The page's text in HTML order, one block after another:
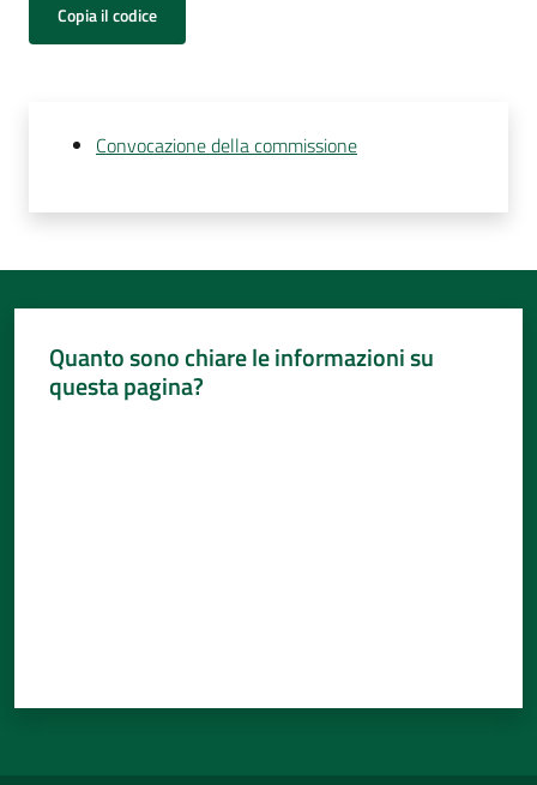
Copia il codice
Convocazione della commissione
Quanto sono chiare le informazioni su
questa pagina?